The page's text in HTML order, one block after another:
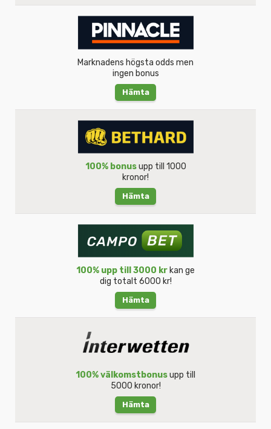
Marknadens högsta odds men
ingen bonus
Hämta
100% bonusupp till 1000
kronor!
Hämta
100% upp till 3000 krkan ge
dig totalt 6000 kr!
Hämta
100% välkomstbonusupp till
5000 kronor!
Hämta